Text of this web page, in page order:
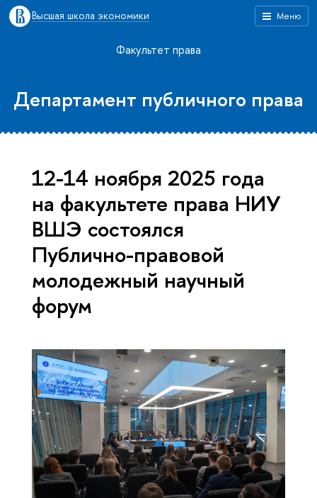
Меню
Высшая школа экономики
Факультет права
Департамент публичного права
12-14 ноября 2025 года
на факультете права НИУ
ВШЭ состоялся
Публично-правовой
молодежный научный
форум